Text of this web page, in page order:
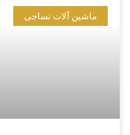
ماشین آلات نساجی